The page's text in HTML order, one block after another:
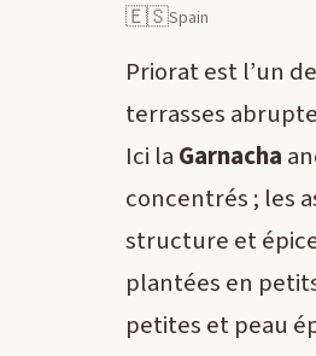
🇪🇸Spain
Priorat est l’un
terrasses
Ici la Garnacha
concentrés ; les
structure et
plantées en
petites et peau